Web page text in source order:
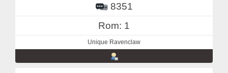
8351
Rom: 1
Unique Ravenclaw